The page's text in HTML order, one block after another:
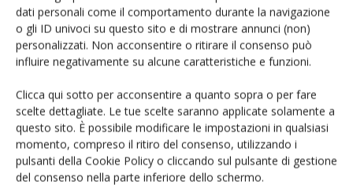
dati personali come il comportamento durante la navigazione
o gli ID univoci su questo sito e di mostrare annunci (non)
personalizzati. Non acconsentire o ritirare il consenso può
influire negativamente su alcune caratteristiche e funzioni.
Clicca qui sotto per acconsentire a quanto sopra o per fare
scelte dettagliate. Le tue scelte saranno applicate solamente a
questo sito. È possibile modificare le impostazioni in qualsiasi
momento, compreso il ritiro del consenso, utilizzando i
pulsanti della Cookie Policy o cliccando sul pulsante di gestione
del consenso nella parte inferiore dello schermo.
Dalla stessa categoria
PROVATO DAGLI AGROMECCANICI 25 Maggio 2026
McCormick X8.631 VT-Drive
Verifica effettuata su una macchina con all’attivo 300 ore
Di Ottavio Repetti -
PROVATO DAGLI AGROMECCANICI